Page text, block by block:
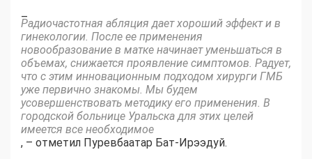
–
Радиочастотная абляция дает хороший эффект и в
гинекологии. После ее применения
новообразование в матке начинает уменьшаться в
объемах, снижается проявление симптомов. Радует,
что с этим инновационным подходом хирурги ГМБ
уже первично знакомы. Мы будем
усовершенствовать методику его применения. В
городской больнице Уральска для этих целей
имеется все необходимое
, – отметил Пуревбаатар Бат-Ирээдуй.